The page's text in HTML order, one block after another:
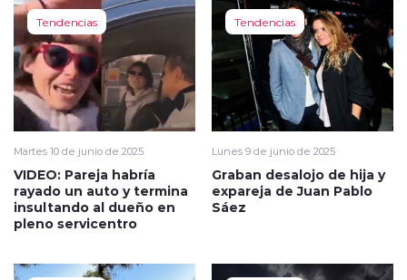
Tendencias
Martes 10 de junio de 2025
VIDEO: Pareja habría
rayado un auto y termina
insultando al dueño en
pleno servicentro
Tendencias
Lunes 9 de junio de 2025
Graban desalojo de hija y
expareja de Juan Pablo
Sáez